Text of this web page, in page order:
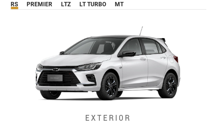
RS PREMIER LTZ LT TURBO MT
EXTERIOR